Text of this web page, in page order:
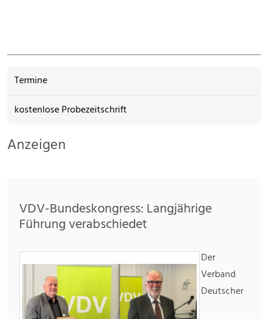
Termine
kostenlose Probezeitschrift
Anzeigen
VDV-Bundeskongress: Langjährige
Führung verabschiedet
Der
Verband
Deutscher